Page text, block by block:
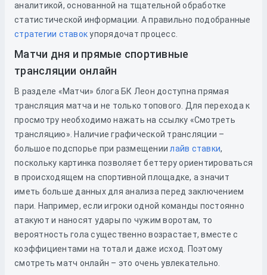
аналитикой, основанной на тщательной обработке
статистической информации. А правильно подобранные
стратегии ставокупорядочат процесс.
Матчи дня и прямые спортивные
трансляции онлайн
В разделе «Матчи» блога БК Леон доступна прямая
трансляция матча и не только топового. Для перехода к
просмотру необходимо нажать на ссылку «Смотреть
трансляцию». Наличие графической трансляции –
большое подспорье при размещениилайв ставки,
поскольку картинка позволяет беттеру ориентироваться
в происходящем на спортивной площадке, а значит
иметь больше данных для анализа перед заключением
пари. Например, если игроки одной команды постоянно
атакуют и наносят удары по чужим воротам, то
вероятность гола существенно возрастает, вместе с
коэффициентами на тотал и даже исход. Поэтому
смотреть матч онлайн – это очень увлекательно.